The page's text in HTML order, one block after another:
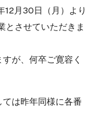
12月30日（月）より
とさせていただきま
が、何卒ご寛容く
は昨年同様に各番